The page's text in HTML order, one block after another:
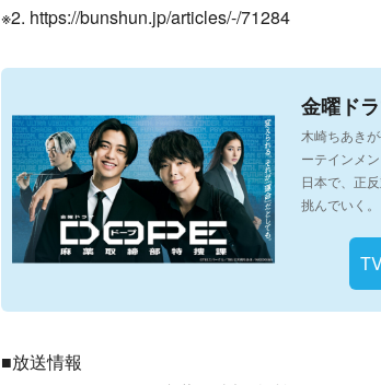
※2. https://bunshun.jp/articles/-/71284
金曜ド
木崎ちあき
ーテインメ
日本で、正
挑んでいく。
■放送情報